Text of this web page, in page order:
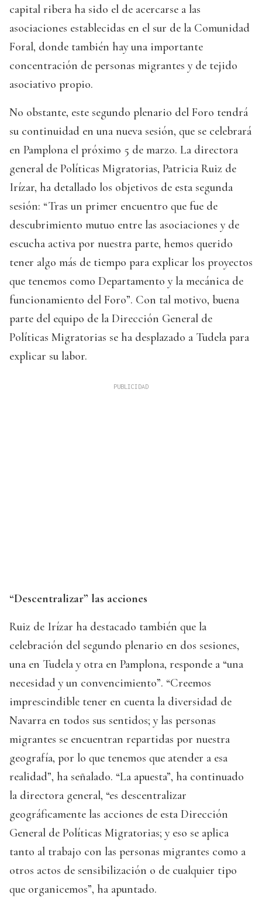
capital ribera ha sido el de acercarse a las
asociaciones establecidas en el sur de la Comunidad
Foral, donde también hay una importante
concentración de personas migrantes y de tejido
asociativo propio.
No obstante, este segundo plenario del Foro tendrá
su continuidad en una nueva sesión, que se celebrará
en Pamplona el próximo 5 de marzo. La directora
general de Políticas Migratorias, Patricia Ruiz de
Irízar, ha detallado los objetivos de esta segunda
sesión: “Tras un primer encuentro que fue de
descubrimiento mutuo entre las asociaciones y de
escucha activa por nuestra parte, hemos querido
tener algo más de tiempo para explicar los proyectos
que tenemos como Departamento y la mecánica de
funcionamiento del Foro”. Con tal motivo, buena
parte del equipo de la Dirección General de
Políticas Migratorias se ha desplazado a Tudela para
explicar su labor.
“Descentralizar” las acciones
Ruiz de Irízar ha destacado también que la
celebración del segundo plenario en dos sesiones,
una en Tudela y otra en Pamplona, responde a “una
necesidad y un convencimiento”. “Creemos
imprescindible tener en cuenta la diversidad de
Navarra en todos sus sentidos; y las personas
migrantes se encuentran repartidas por nuestra
geografía, por lo que tenemos que atender a esa
realidad”, ha señalado. “La apuesta”, ha continuado
la directora general, “es descentralizar
geográficamente las acciones de esta Dirección
General de Políticas Migratorias; y eso se aplica
tanto al trabajo con las personas migrantes como a
otros actos de sensibilización o de cualquier tipo
que organicemos”, ha apuntado.